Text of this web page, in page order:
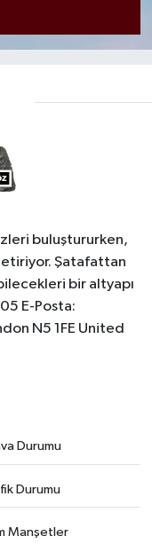
buluştururken,
Şatafattan
bir altyapı
E-Posta:
N5 1FE United
Durumu
Durumu
Manşetler